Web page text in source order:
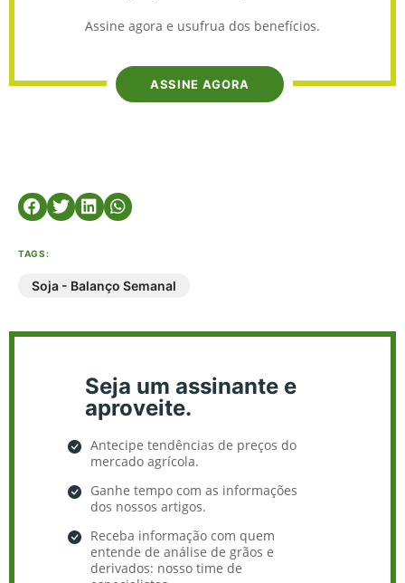
Assine agora e usufrua dos benefícios.
ASSINE AGORA
TAGS:
Soja - Balanço Semanal
Seja um assinante e
aproveite.
Antecipe tendências de preços do
mercado agrícola.
Ganhe tempo com as informações
dos nossos artigos.
Receba informação com quem
entende de análise de grãos e
derivados: nosso time de